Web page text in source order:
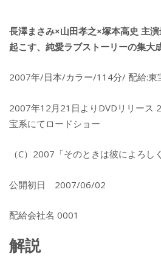
長澤まさみ×山田孝之×塚本高史 主
起こす、純愛ラブストーリーの集大
2007年/日本/カラー/114分/ 配給:東
2007年12月21日よりDVDリリース
宝系にてロードショー
（C）2007「そのときは彼によろし
公開初日 2007/06/02
配給会社名 0001
解説